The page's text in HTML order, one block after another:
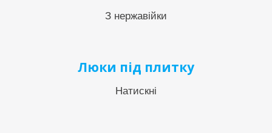
З нержавійки
Люки під плитку
Натискні